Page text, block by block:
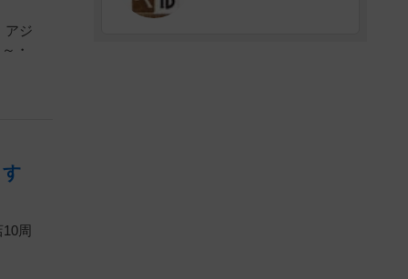
アジ
・
周